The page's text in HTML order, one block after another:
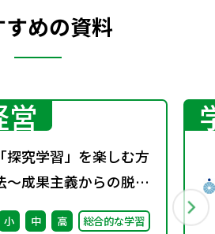
すめの資料
「探究学習」を楽しむ方
～成果主義からの脱却
～
小 中 高
総合的な学習